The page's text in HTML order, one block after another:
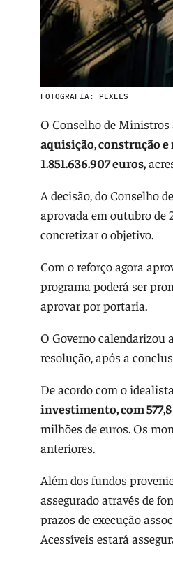
FOTOGRAFIA: PEXELS
O Conselho de
aquisição, construção
1.851.636.907 euros,
A decisão, do Conselho
aprovada em outubro de
concretizar o objetivo.
Com o reforço agora
programa poderá ser
aprovar por portaria.
O Governo calendarizou
resolução, após a
De acordo com o
investimento, com
milhões de euros. Os
anteriores.
Além dos fundos
assegurado através de
prazos de execução
Acessíveis estará